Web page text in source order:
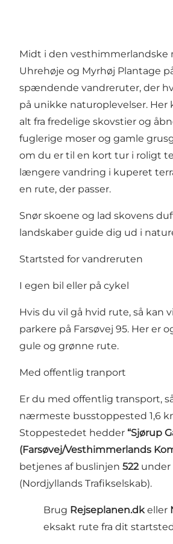
Midt i den vesthimmerlandske
Uhrehøje og Myrhøj Plantage
spændende vandreruter, der
på unikke naturoplevelser. Her
alt fra fredelige skovstier og
fuglerige moser og gamle
om du er til en kort tur i roligt
længere vandring i kuperet
en rute, der passer.
Snør skoene og lad skovens
landskaber guide dig ud i
Startsted for vandreruten
I egen bil eller på cykel
Hvis du vil gå hvid rute, så kan
parkere på Farsøvej 95. Her er
gule og grønne rute.
Med offentlig tranport
Er du med offentlig transport,
nærmeste busstoppested 1,6
Stoppestedet hedder “Sjørup
(Farsøvej/Vesthimmerlands
betjenes af buslinjen 522under
(Nordjyllands Trafikselskab).
Brug Rejseplanen.dkeller
eksakt rute fra dit